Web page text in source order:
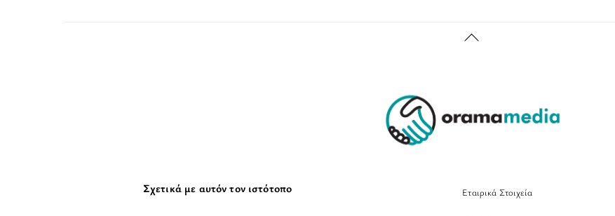
Back
Σχετικά με αυτόν τον ιστότοπο Εταιρικά Στοιχεία